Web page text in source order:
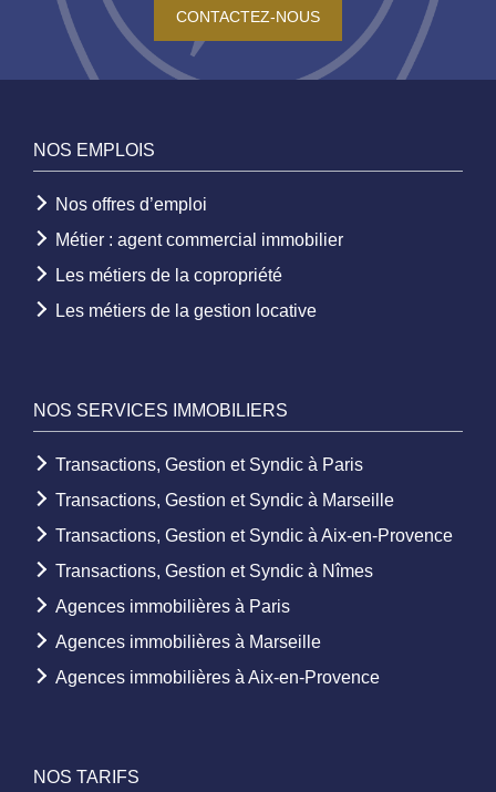
CONTACTEZ-NOUS
NOS EMPLOIS
Nos offres d’emploi
Métier : agent commercial immobilier
Les métiers de la copropriété
Les métiers de la gestion locative
NOS SERVICES IMMOBILIERS
Transactions, Gestion et Syndic à Paris
Transactions, Gestion et Syndic à Marseille
Transactions, Gestion et Syndic à Aix-en-Provence
Transactions, Gestion et Syndic à Nîmes
Agences immobilières à Paris
Agences immobilières à Marseille
Agences immobilières à Aix-en-Provence
NOS TARIFS